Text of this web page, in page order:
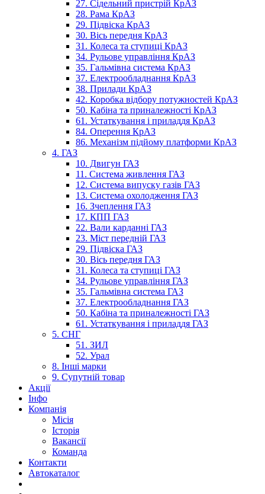
27. Сідельний пристрій КрАЗ
28. Рама КрАЗ
29. Підвіска КрАЗ
30. Вісь передня КрАЗ
31. Колеса та ступиці КрАЗ
34. Рульове управління КрАЗ
35. Гальмівна система КрАЗ
37. Електрообладнання КрАЗ
38. Прилади КрАЗ
42. Коробка відбору потужностей КрАЗ
50. Кабіна та приналежності КрАЗ
61. Устаткування і приладдя КрАЗ
84. Оперення КрАЗ
86. Механізм підйому платформи КрАЗ
4. ГАЗ
10. Двигун ГАЗ
11. Система живлення ГАЗ
12. Система випуску газів ГАЗ
13. Система охолодження ГАЗ
16. Зчеплення ГАЗ
17. КПП ГАЗ
22. Вали карданні ГАЗ
23. Міст передній ГАЗ
29. Підвіска ГАЗ
30. Вісь передня ГАЗ
31. Колеса та ступиці ГАЗ
34. Рульове управління ГАЗ
35. Гальмівна система ГАЗ
37. Електрообладнання ГАЗ
50. Кабіна та приналежності ГАЗ
61. Устаткування і приладдя ГАЗ
5. СНГ
51. ЗИЛ
52. Урал
8. Інші марки
9. Супутній товар
Акції
Інфо
Компанія
Місія
Історія
Вакансії
Команда
Контакти
Автокаталог